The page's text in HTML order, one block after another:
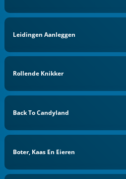
Leidingen Aanleggen
Rollende Knikker
Back To Candyland
Boter, Kaas En Eieren